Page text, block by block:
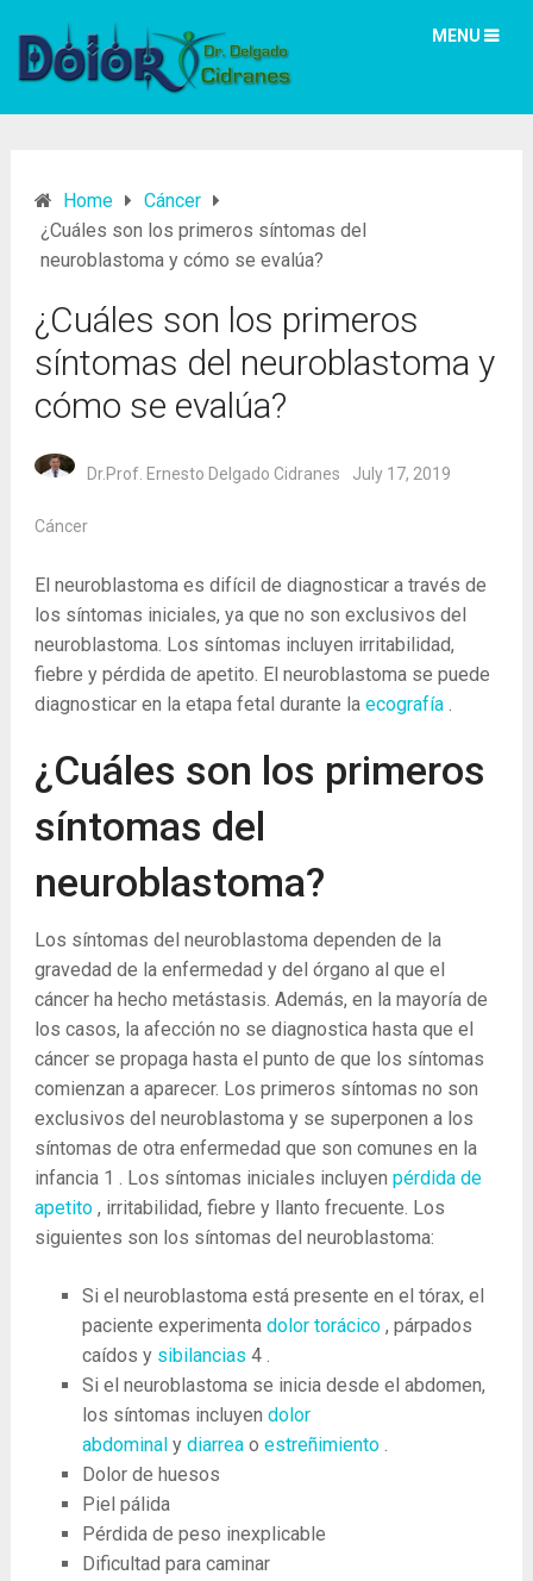
MENU
Home
Cáncer
¿Cuáles son los primeros síntomas del
neuroblastoma y cómo se evalúa?
¿Cuáles son los primeros
síntomas del neuroblastoma y
cómo se evalúa?
Dr.Prof. Ernesto Delgado Cidranes July 17, 2019
Cáncer
El neuroblastoma es difícil de diagnosticar a través de
los síntomas iniciales, ya que no son exclusivos del
neuroblastoma. Los síntomas incluyen irritabilidad,
fiebre y pérdida de apetito. El neuroblastoma se puede
diagnosticar en la etapa fetal durante la ecografía.
¿Cuáles son los primeros
síntomas del
neuroblastoma?
Los síntomas del neuroblastoma dependen de la
gravedad de la enfermedad y del órgano al que el
cáncer ha hecho metástasis. Además, en la mayoría de
los casos, la afección no se diagnostica hasta que el
cáncer se propaga hasta el punto de que los síntomas
comienzan a aparecer. Los primeros síntomas no son
exclusivos del neuroblastoma y se superponen a los
síntomas de otra enfermedad que son comunes en la
infancia 1 . Los síntomas iniciales incluyen pérdida de
apetito, irritabilidad, fiebre y llanto frecuente. Los
siguientes son los síntomas del neuroblastoma:
Si el neuroblastoma está presente en el tórax, el
paciente experimenta dolor torácico, párpados
caídos y sibilancias 4.
Si el neuroblastoma se inicia desde el abdomen,
los síntomas incluyen dolor
abdominaly diarreao estreñimiento.
Dolor de huesos
Piel pálida
Pérdida de peso inexplicable
Dificultad para caminar